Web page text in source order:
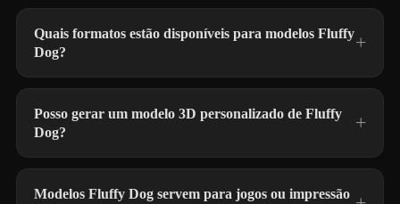
Quais formatos estão disponíveis para modelos Fluffy
Dog?
Posso gerar um modelo 3D personalizado de Fluffy
Dog?
Modelos Fluffy Dog servem para jogos ou impressão